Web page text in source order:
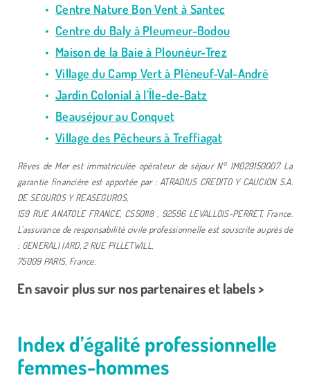
Centre Nature Bon Vent à Santec
Centre du Baly à Pleumeur-Bodou
Maison de la Baie à Plounéur-Trez
Village du Camp Vert à Pléneuf-Val-André
Jardin Colonial à l’Île-de-Batz
Beauséjour au Conquet
Village des Pêcheurs à Treffiagat
Rêves de Mer est immatriculée opérateur de séjour N° IM029150007. La
garantie financière est apportée par : ATRADIUS CREDITO Y CAUCION S.A.
DE SEGUROS Y REASEGUROS,
159 RUE ANATOLE FRANCE, CS50118 , 92596 LEVALLOIS-PERRET, France.
L’assurance de responsabilité civile professionnelle est souscrite auprès de
: GENERALI IARD, 2 RUE PILLETWILL,
75009 PARIS, France.
En savoir plus sur nos partenaires et labels >
Index d’égalité professionnelle
femmes-hommes